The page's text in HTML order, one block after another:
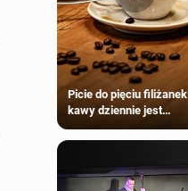
Picie do pięciu filiżanek
kawy dziennie jest
większości dorosłych